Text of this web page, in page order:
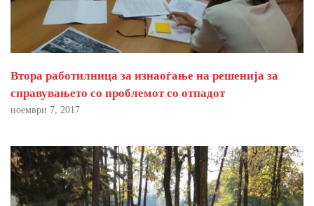
Втора работилница за изнаоѓање на решенија за
справувањето со проблемот со отпадот
ноември 7, 2017